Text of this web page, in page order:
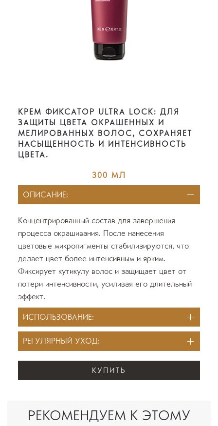
KРЕМ ФИКСАТОР ULTRA LOCK: ДЛЯ
ЗАЩИТЫ ЦВЕТА ОКРАШЕННЫХ И
МЕЛИРОВАННЫХ ВОЛОС, СОХРАНЯЕТ
НАСЫЩЕННОСТЬ И ИНТЕНСИВНОСТЬ
ЦВЕТА.
300 МЛ
ОПИСАНИЕ:
Концентрированный состав для завершения
процесса окрашивания. После нанесения
цветовые микропигменты стабилизируются, что
делает цвет более интенсивным и ярким.
Фиксирует кутикулу волос и защищает цвет от
потери интенсивности, усиливая его длительный
эффект.
ИСПОЛЬЗОВАНИЕ:
РЕГУЛЯРНЫЙ УХОД:
КУПИТЬ
РЕКОМЕНДУЕМ К ЭТОМУ